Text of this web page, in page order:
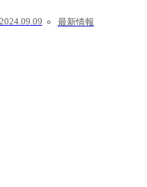
2024.09.09 最新情報